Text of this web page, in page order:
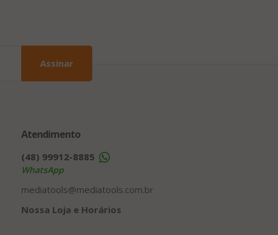
Assinar
Atendimento
(48) 99912-8885
WhatsApp
mediatools@mediatools.com.br
Nossa Loja e Horários